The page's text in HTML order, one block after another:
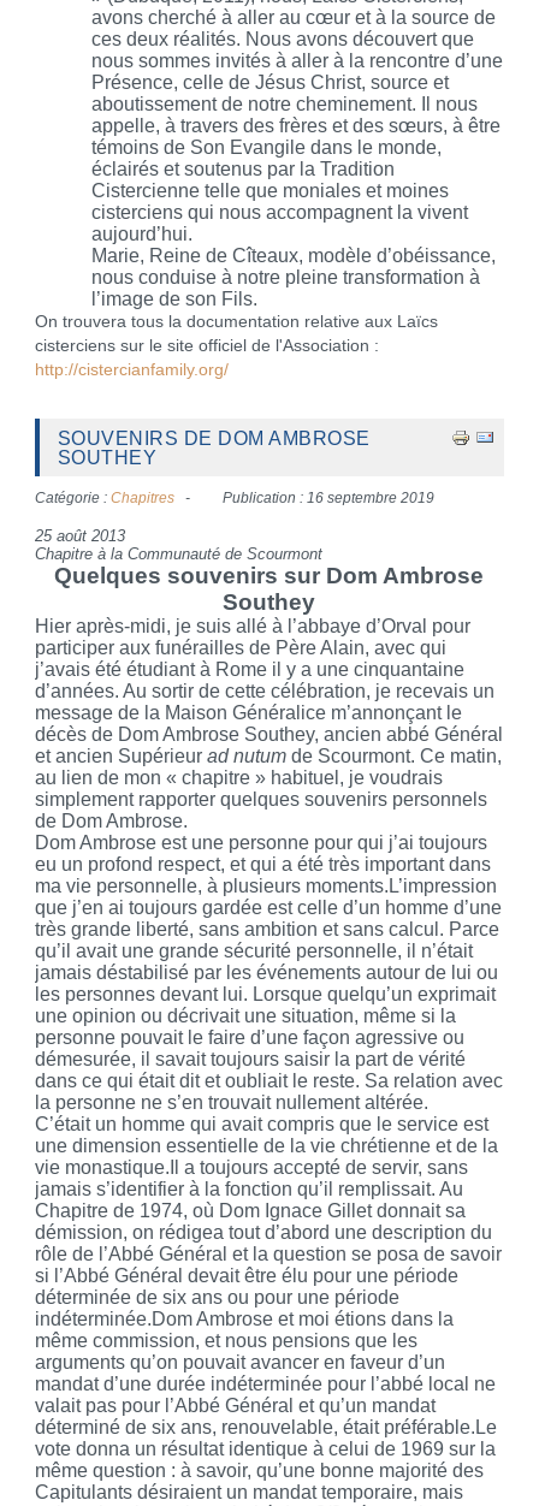
avons cherché à aller au cœur et à la source de
ces deux réalités. Nous avons découvert que
nous sommes invités à aller à la rencontre d’une
Présence, celle de Jésus Christ, source et
aboutissement de notre cheminement. Il nous
appelle, à travers des frères et des sœurs, à être
témoins de Son Evangile dans le monde,
éclairés et soutenus par la Tradition
Cistercienne telle que moniales et moines
cisterciens qui nous accompagnent la vivent
aujourd’hui.
Marie, Reine de Cîteaux, modèle d’obéissance,
nous conduise à notre pleine transformation à
l’image de son Fils.
On trouvera tous la documentation relative aux Laïcs
cisterciens sur le site officiel de l'Association :
http://cistercianfamily.org/
SOUVENIRS DE DOM AMBROSE
SOUTHEY
Catégorie : Chapitres Publication : 16 septembre 2019
25 août 2013
Chapitre à la Communauté de Scourmont
Quelques souvenirs sur Dom Ambrose
Southey
Hier après-midi, je suis allé à l’abbaye d’Orval pour
participer aux funérailles de Père Alain, avec qui
j’avais été étudiant à Rome il y a une cinquantaine
d’années. Au sortir de cette célébration, je recevais un
message de la Maison Généralice m’annonçant le
décès de Dom Ambrose Southey, ancien abbé Général
et ancien Supérieur ad nutumde Scourmont. Ce matin,
au lien de mon « chapitre » habituel, je voudrais
simplement rapporter quelques souvenirs personnels
de Dom Ambrose.
Dom Ambrose est une personne pour qui j’ai toujours
eu un profond respect, et qui a été très important dans
ma vie personnelle, à plusieurs moments.L’impression
que j’en ai toujours gardée est celle d’un homme d’une
très grande liberté, sans ambition et sans calcul. Parce
qu’il avait une grande sécurité personnelle, il n’était
jamais déstabilisé par les événements autour de lui ou
les personnes devant lui. Lorsque quelqu’un exprimait
une opinion ou décrivait une situation, même si la
personne pouvait le faire d’une façon agressive ou
démesurée, il savait toujours saisir la part de vérité
dans ce qui était dit et oubliait le reste. Sa relation avec
la personne ne s’en trouvait nullement altérée.
C’était un homme qui avait compris que le service est
une dimension essentielle de la vie chrétienne et de la
vie monastique.Il a toujours accepté de servir, sans
jamais s’identifier à la fonction qu’il remplissait. Au
Chapitre de 1974, où Dom Ignace Gillet donnait sa
démission, on rédigea tout d’abord une description du
rôle de l’Abbé Général et la question se posa de savoir
si l’Abbé Général devait être élu pour une période
déterminée de six ans ou pour une période
indéterminée.Dom Ambrose et moi étions dans la
même commission, et nous pensions que les
arguments qu’on pouvaitavanceren faveur d’un
mandat d’une durée indéterminée pour l’abbé local ne
valait pas pour l’Abbé Général et qu’un mandat
déterminé de six ans, renouvelable, était préférable.Le
vote donna un résultat identique à celui de 1969 sur la
même question : à savoir, qu’une bonne majorité des
Capitulants désiraient un mandat temporaire, mais